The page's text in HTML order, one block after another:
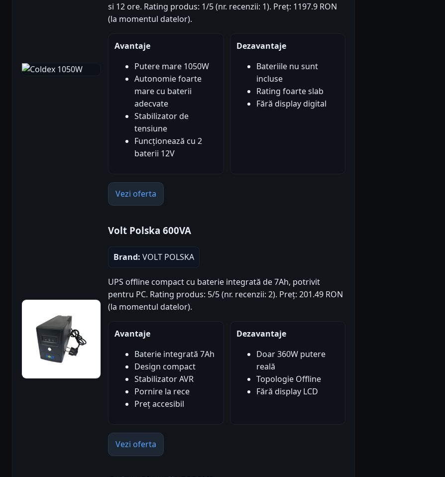
si 12 ore. Rating produs: 1/5 (nr. recenzii: 1). Preț: 1197.9 RON
(la momentul datelor).
Avantaje
Putere mare 1050W
Autonomie foarte
mare cu baterii
adecvate
Stabilizator de
tensiune
Funcționează cu 2
baterii 12V
Dezavantaje
Bateriile nu sunt
incluse
Rating foarte slab
Fără display digital
Vezi oferta
Volt Polska 600VA
Brand: VOLT POLSKA
UPS offline compact cu baterie integrată de 7Ah, potrivit
pentru PC. Rating produs: 5/5 (nr. recenzii: 2). Preț: 201.49 RON
(la momentul datelor).
Avantaje
Baterie integrată 7Ah
Design compact
Stabilizator AVR
Pornire la rece
Preț accesibil
Dezavantaje
Doar 360W putere
reală
Topologie Offline
Fără display LCD
Vezi oferta